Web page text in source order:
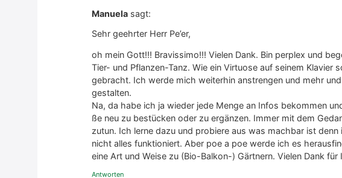
Manuela sagt:
Sehr geehr­ter Herr Pe’er,
oh mein Gott!!! Bra­vis­si­mo!!! Vie­len Dank. Bin per­plex und
Tier- und Pflan­zen-Tanz. Wie ein Vir­tuo­se auf sei­nem Kla­vier
gebracht. Ich wer­de mich wei­ter­hin anstren­gen und mehr
gestal­ten.
Na, da habe ich ja wie­der jede Men­ge an Infos bekom­men
ße neu zu bestü­cken oder zu ergän­zen. Immer mit dem
zutun. Ich ler­ne dazu und pro­bie­re aus was mach­bar ist
nicht alles funk­tio­niert. Aber poe a poe wer­de ich es
eine Art und Wei­se zu (Bio-Bal­kon-) Gärt­nern. Vie­len Dank
Antworten